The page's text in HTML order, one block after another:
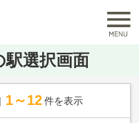
駅選択画面
1～12 件を表示